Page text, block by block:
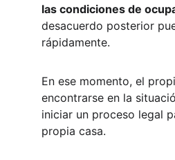
las condiciones de
desacuerdo posterior
rápidamente.
En ese momento, el
encontrarse en la
iniciar un proceso legal
propia casa.